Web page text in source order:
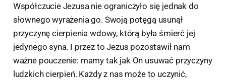
Współczucie Jezusa nie ograniczyło się jednak do
słownego wyrażenia go. Swoją potęgą usunął
przyczynę cierpienia wdowy, którą była śmierć jej
jedynego syna. I przez to Jezus pozostawił nam
ważne pouczenie: mamy tak jak On usuwać przyczyny
ludzkich cierpień. Każdy z nas może to uczynić,